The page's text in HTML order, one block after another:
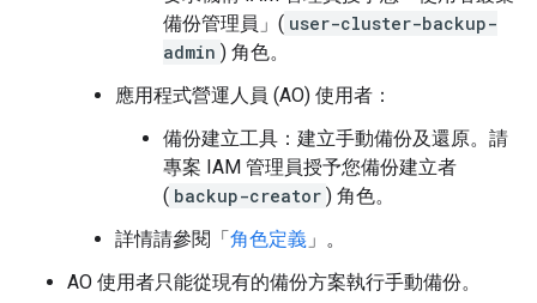
備份管理員」( user-cluster-backup-
admin ) 角色。
應用程式營運人員 (AO) 使用者：
備份建立工具：建立手動備份及還原。請
專案 IAM 管理員授予您備份建立者
( backup-creator ) 角色。
詳情請參閱「角色定義 」。
AO 使用者只能從現有的備份方案執行手動備份。